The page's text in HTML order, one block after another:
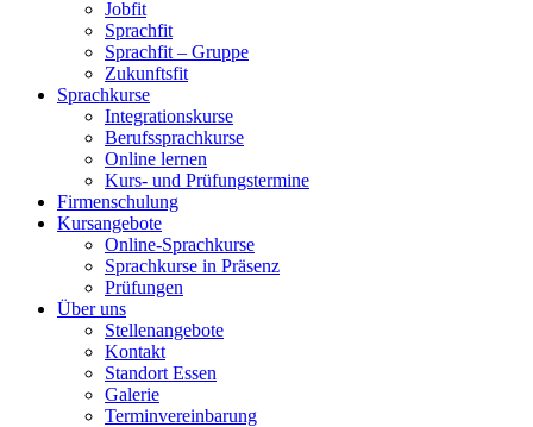
Jobfit
Sprachfit
Sprachfit – Gruppe
Zukunftsfit
Sprachkurse
Integrationskurse
Berufssprachkurse
Online lernen
Kurs- und Prüfungstermine
Firmenschulung
Kursangebote
Online-Sprachkurse
Sprachkurse in Präsenz
Prüfungen
Über uns
Stellenangebote
Kontakt
Standort Essen
Galerie
Terminvereinbarung